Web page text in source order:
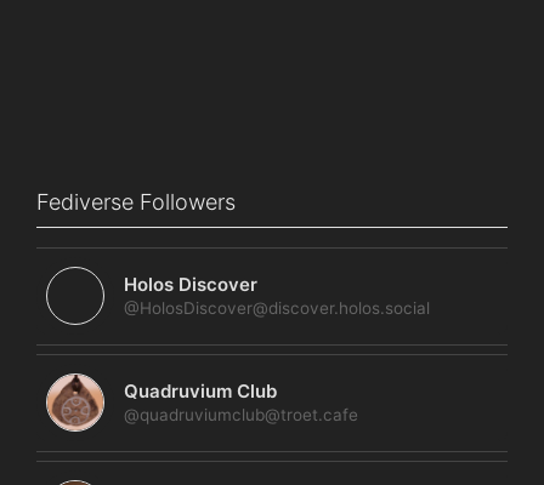
Fediverse Followers
Holos Discover
@HolosDiscover@discover.holos.social
Quadruvium Club
@quadruviumclub@troet.cafe